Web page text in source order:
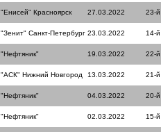
"Енисей" Красноярск 27.03.2022 23-й
"Зенит" Санкт-Петербург 23.03.2022 14-
"Нефтяник" 19.03.2022 22-й
"АСК" Нижний Новгород 13.03.2022 21-й
"Нефтяник" 04.03.2022 20-й
"Нефтяник" 02.03.2022 15-